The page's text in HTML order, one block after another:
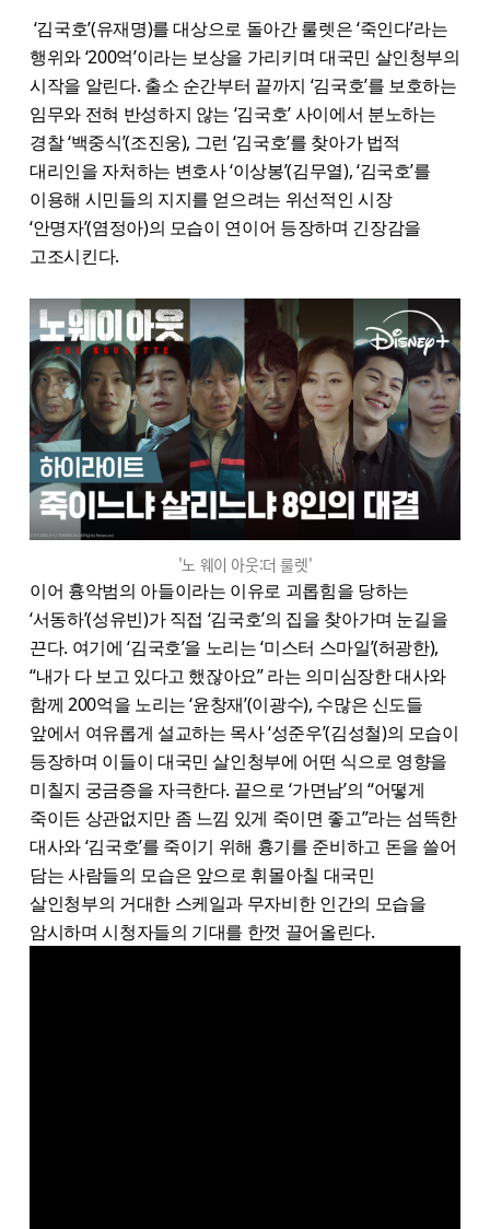
‘김국호’(유재명)를 대상으로 돌아간 룰렛은 ‘죽인다’라는
행위와 ‘200억’이라는 보상을 가리키며 대국민 살인청부의
시작을 알린다. 출소 순간부터 끝까지 ‘김국호’를 보호하는
임무와 전혀 반성하지 않는 ‘김국호’ 사이에서 분노하는
경찰 ‘백중식’(조진웅), 그런 ‘김국호’를 찾아가 법적
대리인을 자처하는 변호사 ‘이상봉’(김무열), ‘김국호’를
이용해 시민들의 지지를 얻으려는 위선적인 시장
‘안명자’(염정아)의 모습이 연이어 등장하며 긴장감을
고조시킨다.
'노 웨이 아웃:더 룰렛'
이어 흉악범의 아들이라는 이유로 괴롭힘을 당하는
‘서동하’(성유빈)가 직접 ‘김국호’의 집을 찾아가며 눈길을
끈다. 여기에 ‘김국호’을 노리는 ‘미스터 스마일’(허광한),
“내가 다 보고 있다고 했잖아요” 라는 의미심장한 대사와
함께 200억을 노리는 ‘윤창재’(이광수), 수많은 신도들
앞에서 여유롭게 설교하는 목사 ‘성준우’(김성철)의 모습이
등장하며 이들이 대국민 살인청부에 어떤 식으로 영향을
미칠지 궁금증을 자극한다. 끝으로 ‘가면남’의 “어떻게
죽이든 상관없지만 좀 느낌 있게 죽이면 좋고”라는 섬뜩한
대사와 ‘김국호’를 죽이기 위해 흉기를 준비하고 돈을 쓸어
담는 사람들의 모습은 앞으로 휘몰아칠 대국민
살인청부의 거대한 스케일과 무자비한 인간의 모습을
암시하며 시청자들의 기대를 한껏 끌어올린다.